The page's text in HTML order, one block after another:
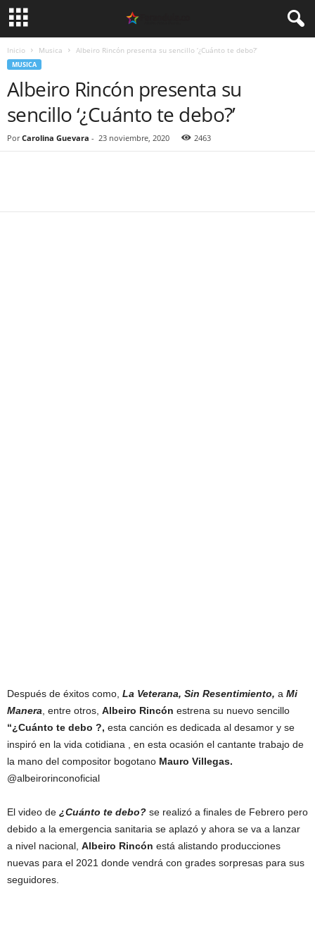
Inicio Musica Albeiro Rincón presenta su sencillo ‘¿Cuánto te debo?’
MUSICA
Albeiro Rincón presenta su
sencillo ‘¿Cuánto te debo?’
Por Carolina Guevara - 23 noviembre, 2020 2463
Después de éxitos como, La Veterana, Sin Resentimiento, a Mi
Manera , entre otros, Albeiro Rincón estrena su nuevo sencillo
“¿Cuánto te debo ?, esta canción es dedicada al desamor y se
inspiró en la vida cotidiana , en esta ocasión el cantante trabajo de
la mano del compositor bogotano Mauro Villegas.
@albeirorinconoficial
El video de ¿Cuánto te debo? se realizó a finales de Febrero pero
debido a la emergencia sanitaria se aplazó y ahora se va a lanzar
a nivel nacional, Albeiro Rincón está alistando producciones
nuevas para el 2021 donde vendrá con grades sorpresas para sus
seguidores.